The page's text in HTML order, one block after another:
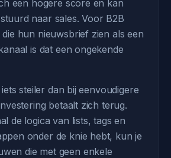
een hogere score en kan
naar sales. Voor B2B
hun nieuwsbrief zien als een
is dat een ongekende
steiler dan bij eenvoudigere
betaalt zich terug.
de logica van lists, tags en
onder de knie hebt, kun je
die met geen enkele